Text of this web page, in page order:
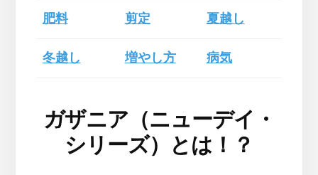
肥料 剪定 夏越し
冬越し 増やし方 病気
ガザニア（ニューデイ・
シリーズ）とは！？